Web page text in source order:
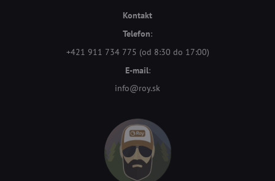
Kontakt
Telefon:
+421 911 734 775 (od 8:30 do 17:00)
E-mail:
info@roy.sk